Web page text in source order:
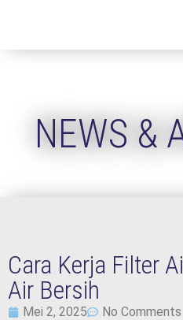
NEWS &
Cara Kerja Filter
Air Bersih
Mei 2, 2025 No Comments